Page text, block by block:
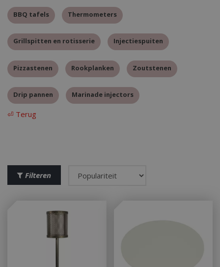
BBQ tafels Thermometers
Grillspitten en rotisserie Injectiespuiten
Pizzastenen Rookplanken Zoutstenen
Drip pannen Marinade injectors
⏎ Terug
Filteren